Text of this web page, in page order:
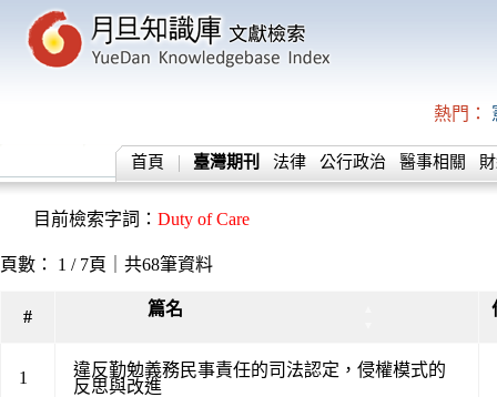
熱門：
首頁 臺灣期刊 法律 公行政治 醫事相關
目前檢索字詞： Duty of Care
頁數： 1 / 7頁｜共68筆資料
# 篇名
1
違反勤勉義務民事責任的司法認定，侵權模式的
反思與改進